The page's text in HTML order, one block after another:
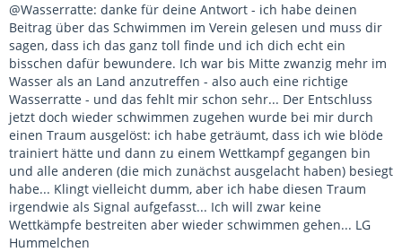
@Wasserratte: danke für deine Antwort - ich habe deinen
Beitrag über das Schwimmen im Verein gelesen und muss dir
sagen, dass ich das ganz toll finde und ich dich echt ein
bisschen dafür bewundere. Ich war bis Mitte zwanzig mehr im
Wasser als an Land anzutreffen - also auch eine richtige
Wasserratte - und das fehlt mir schon sehr... Der Entschluss
jetzt doch wieder schwimmen zugehen wurde bei mir durch
einen Traum ausgelöst: ich habe geträumt, dass ich wie blöde
trainiert hätte und dann zu einem Wettkampf gegangen bin
und alle anderen (die mich zunächst ausgelacht haben) besiegt
habe... Klingt vielleicht dumm, aber ich habe diesen Traum
irgendwie als Signal aufgefasst... Ich will zwar keine
Wettkämpfe bestreiten aber wieder schwimmen gehen... LG
Hummelchen